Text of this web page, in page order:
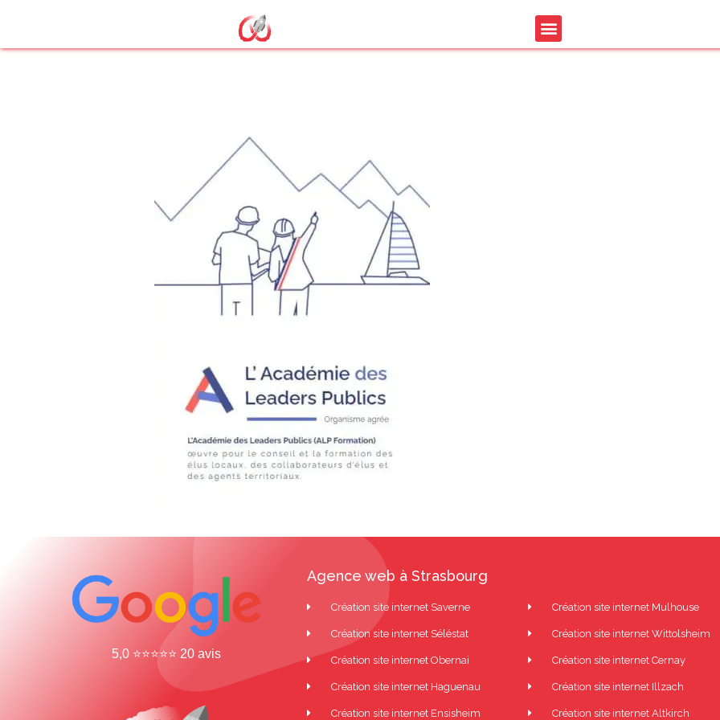
5,0 ⭐⭐⭐⭐⭐ 20 avis
Agence web à Strasbourg
Création site internet Saverne
Création site internet Séléstat
Création site internet Obernai
Création site internet Haguenau
Création site internet Ensisheim
Création site internet Mulhouse
Création site internet Wittolsheim
Création site internet Cernay
Création site internet Illzach
Création site internet Altkirch